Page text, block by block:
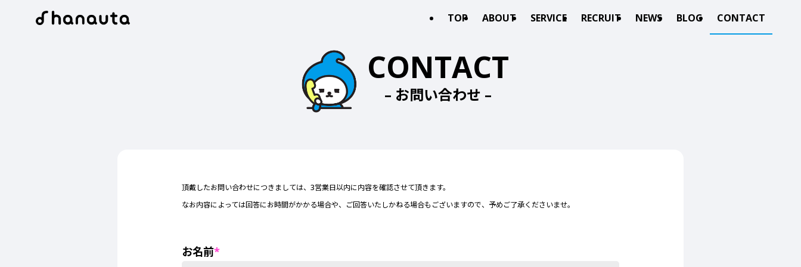
TOP ABOUT SERVICE RECRUIT NEWS BLOG CONTACT
CONTACT
– お問い合わせ –
頂戴したお問い合わせにつきましては、3営業日以内に内容を確認させて頂きます。
なお内容によっては回答にお時間がかかる場合や、ご回答いたしかねる場合もございますので、予めご了承くださいませ。
お名前*